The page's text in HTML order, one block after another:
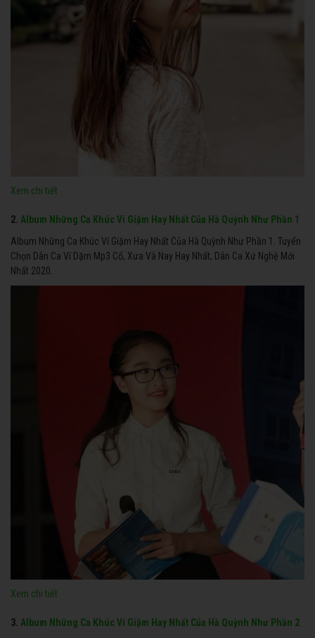
Xem chi tiết
2. Album Những Ca Khúc Ví Giặm Hay Nhất Của Hà Quỳnh Như Phần 1
Album Những Ca Khúc Ví Giặm Hay Nhất Của Hà Quỳnh Như Phần 1. Tuyển
Chọn Dân Ca Ví Dặm Mp3 Cổ, Xưa Và Nay Hay Nhất, Dân Ca Xứ Nghệ Mới
Nhất 2020.
Xem chi tiết
3. Album Những Ca Khúc Ví Giặm Hay Nhất Của Hà Quỳnh Như Phần 2